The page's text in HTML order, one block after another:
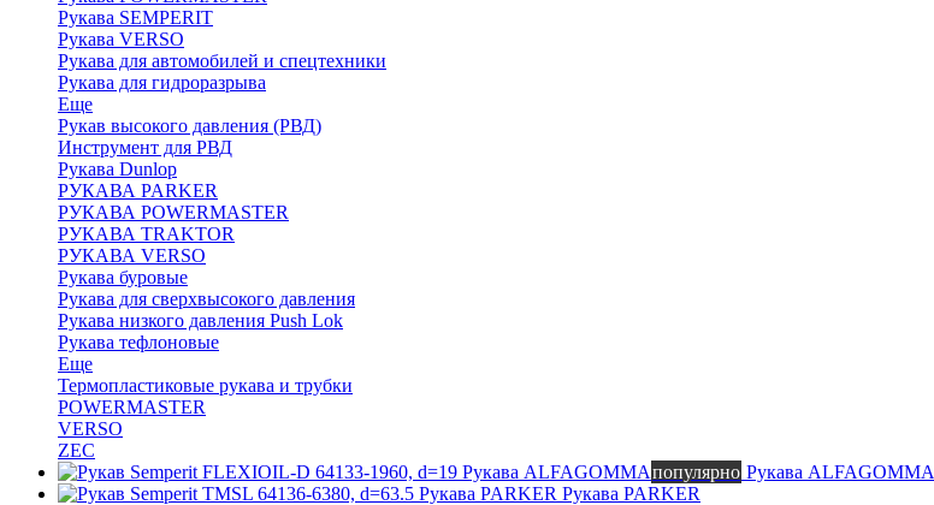
Рукава SEMPERIT
Рукава VERSO
Рукава для автомобилей и спецтехники
Рукава для гидроразрыва
Еще
Рукав высокого давления (РВД)
Инструмент для РВД
Рукава Dunlop
РУКАВА PARKER
РУКАВА POWERMASTER
РУКАВА TRAKTOR
РУКАВА VERSO
Рукава буровые
Рукава для сверхвысокого давления
Рукава низкого давления Push Lok
Рукава тефлоновые
Еще
Термопластиковые рукава и трубки
POWERMASTER
VERSO
ZEC
Рукава ALFAGOMMAпопулярно Рукава ALFAGOMMA
Рукава PARKER Рукава PARKER